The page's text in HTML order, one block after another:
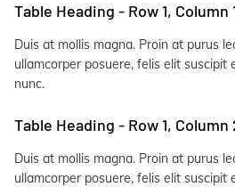
Table Heading - Row 1, Column
Duis at mollis magna. Proin at purus
ullamcorper posuere, felis elit suscipit
nunc.
Table Heading - Row 1, Column
Duis at mollis magna. Proin at purus
ullamcorper posuere, felis elit suscipit